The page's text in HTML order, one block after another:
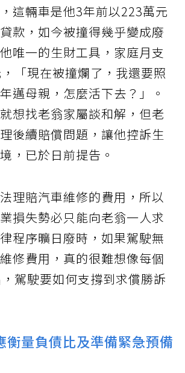
這輛車是他3年前以223萬元
款，如今被撞得幾乎變成廢
唯一的生財工具，家庭月支
「現在被撞爛了，我還要照
邁母親，怎麼活下去？」。
想找老翁家屬談和解，但老
後續賠償問題，讓他控訴生
，已於日前提告。
理賠汽車維修的費用，所以
損失勢必只能向老翁一人求
程序曠日廢時，如果駕駛無
修費用，真的很難想像每個
駕駛要如何支撐到求償勝訴
衡量負債比及準備緊急預備